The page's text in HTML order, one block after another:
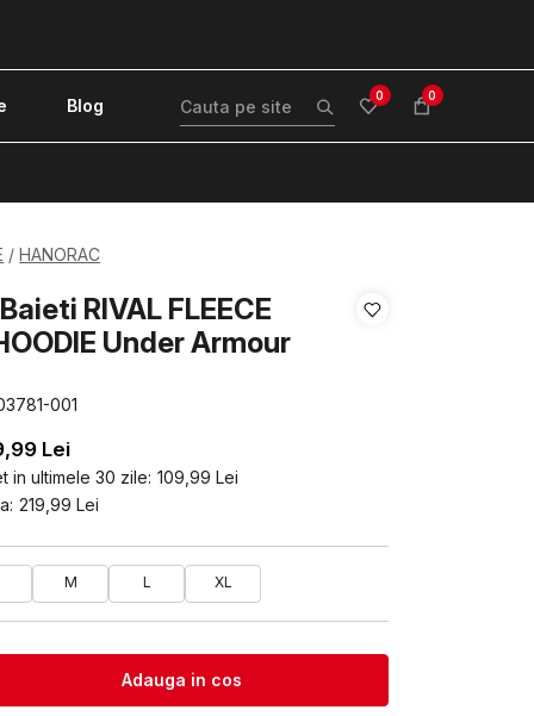
Blog 0 0
HANORAC
RIVAL FLEECE
Under Armour
001
Lei
in ultimele 30 zile: 109,99 Lei
219,99 Lei
M L XL
Adauga in cos